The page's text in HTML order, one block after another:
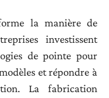
la manière de
investissent
de pointe pour
et répondre à
La fabrication